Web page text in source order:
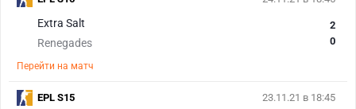
Extra Salt
Renegades
2
0
Перейти на матч
23.11.21 в 18:45
EPL S15